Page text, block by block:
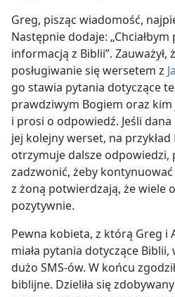
Greg, pisząc wiadomość,
Następnie dodaje:
informacją z Biblii”.
posługiwanie się wersetem z
go stawia pytania dotyczące
prawdziwym Bogiem oraz kim
i prosi o odpowiedź. Jeśli dana
jej kolejny werset, na przykład
otrzymuje dalsze odpowiedzi,
zadzwonić, żeby
z żoną potwierdzają, że wiele
pozytywnie.
Pewna kobieta, z którą Greg i
miała pytania dotyczące Biblii,
dużo SMS-ów. W końcu
biblijne. Dzieliła się